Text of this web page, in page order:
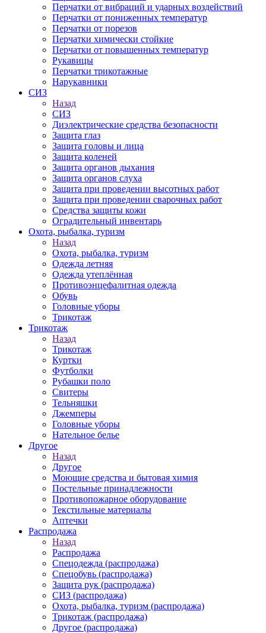
Перчатки от вибраций и ударных воздействий
Перчатки от пониженных температур
Перчатки от порезов
Перчатки химически стойкие
Перчатки от повышенных температур
Рукавицы
Перчатки трикотажные
Нарукавники
СИЗ
Назад
СИЗ
Диэлектрические средства безопасности
Защита глаз
Защита головы и лица
Защита коленей
Защита органов дыхания
Защита органов слуха
Защита при проведении высотных работ
Защита при проведении сварочных работ
Средства защиты кожи
Оградительный инвентарь
Охота, рыбалка, туризм
Назад
Охота, рыбалка, туризм
Одежда летняя
Одежда утеплённая
Противоэнцефалитная одежда
Обувь
Головные уборы
Трикотаж
Трикотаж
Назад
Трикотаж
Куртки
Футболки
Рубашки поло
Свитеры
Тельняшки
Джемперы
Головные уборы
Нательное белье
Другое
Назад
Другое
Моющие средства и бытовая химия
Постельные принадлежности
Противопожарное оборудование
Текстильные материалы
Аптечки
Распродажа
Назад
Распродажа
Спецодежда (распродажа)
Спецобувь (распродажа)
Защита рук (распродажа)
СИЗ (распродажа)
Охота, рыбалка, туризм (распродажа)
Трикотаж (распродажа)
Другое (распродажа)